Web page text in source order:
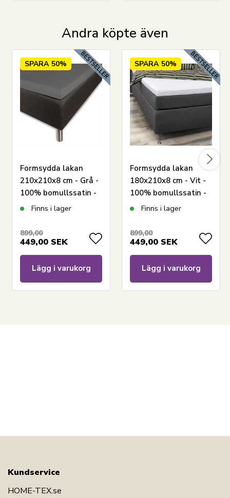
Andra köpte även
SPARA 50%
Formsydda lakan
210x210x8 cm - Grå -
100% bomullssatin -
Lakan till
Finns i lager
899,00
449,00 SEK
Lägg i varukorg
SPARA 50%
Formsydda lakan
180x210x8 cm - Vit -
100% bomullssatin -
lakan till
Finns i lager
899,00
449,00 SEK
Lägg i varukorg
Kundservice
HOME-TEX.se